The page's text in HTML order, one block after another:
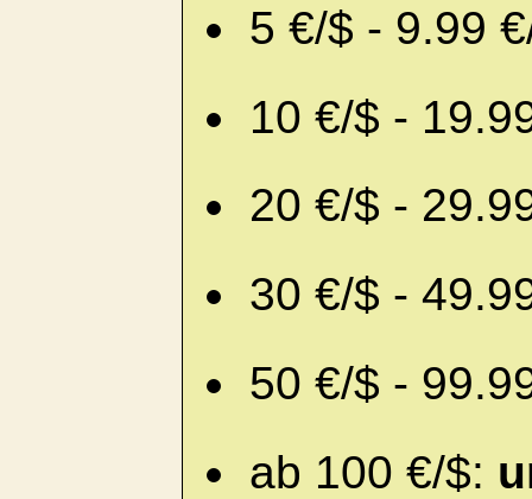
5 €/$ - 9.99
10 €/$ -
20 €/$ -
30 €/$ -
50 €/$ -
ab 100 €/$: